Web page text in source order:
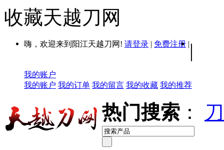
收藏天越刀网
嗨，欢迎来到阳江天越刀网! 请登录 | 免费注册 | |
我的账户
我的账户 我的订单 我的留言 我的收藏 我的推荐
热门搜索 ：